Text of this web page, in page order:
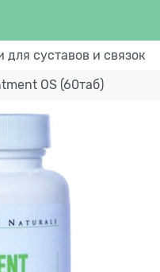
для суставов и связок
OS (60таб)